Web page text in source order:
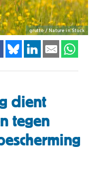
grutto / Nature in Stock
dient
tegen